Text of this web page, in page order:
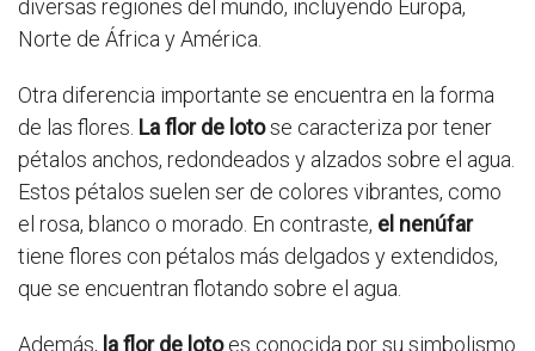
diversas regiones del mundo, incluyendo Europa,
Norte de África y América.
Otra diferencia importante se encuentra en la forma
de las flores. La flor de lotose caracteriza por tener
pétalos anchos, redondeados y alzados sobre el agua.
Estos pétalos suelen ser de colores vibrantes, como
el rosa, blanco o morado. En contraste, el nenúfar
tiene flores con pétalos más delgados y extendidos,
que se encuentran flotando sobre el agua.
Además, la flor de lotoes conocida por su simbolismo